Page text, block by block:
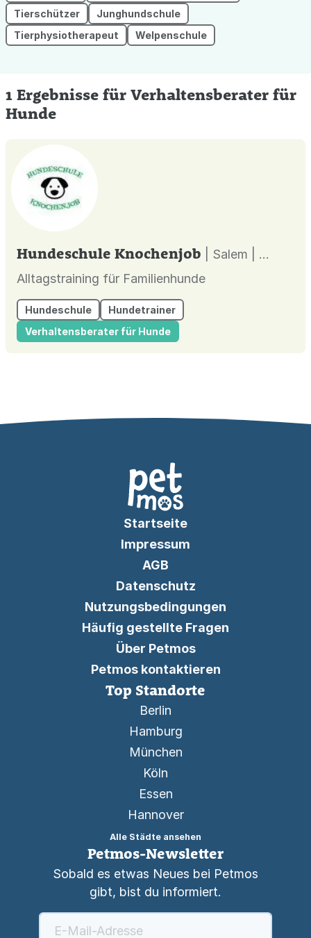
Tierschützer
Junghundschule
Tierphysiotherapeut
Welpenschule
1 Ergebnisse für Verhaltensberater für
Hunde
Hundeschule Knochenjob
| Salem |
Alltagstraining für Familienhunde
Hundeschule
Hundetrainer
Verhaltensberater für Hunde
Startseite
Impressum
AGB
Datenschutz
Nutzungsbedingungen
Häufig gestellte Fragen
Über Petmos
Petmos kontaktieren
Top Standorte
Berlin
Hamburg
München
Köln
Essen
Hannover
Alle Städte ansehen
Petmos-Newsletter
Sobald es etwas Neues bei Petmos
gibt, bist du informiert.